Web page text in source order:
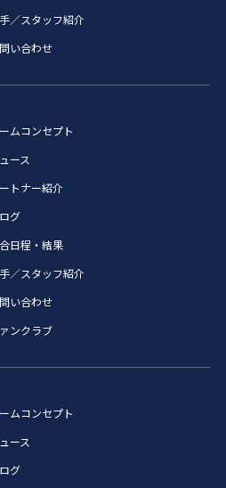
／スタッフ紹介
い合わせ
ムコンセプト
ース
トナー紹介
グ
日程・結果
／スタッフ紹介
い合わせ
ンクラブ
ムコンセプト
ース
グ